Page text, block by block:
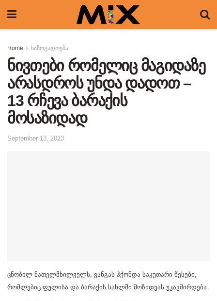
Home საზოგადოება
ნივთები რომელიც მაგიდაზე
არასდროს უნდა დადოთ –
13 რჩევა ბარაქის
მოსაზიდად
September 13, 2023
ცნობილ ნათელმხილველს, ვანგას ჰქონდა საკუთარი წესები,
რომლებიც ფულისა და ბარაქის სახლში მოზიდვას უკავშირდება.